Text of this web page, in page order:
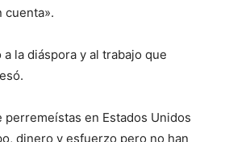
cuenta».
la diáspora y al trabajo que
en Estados Unidos
dinero y esfuerzo pero no han